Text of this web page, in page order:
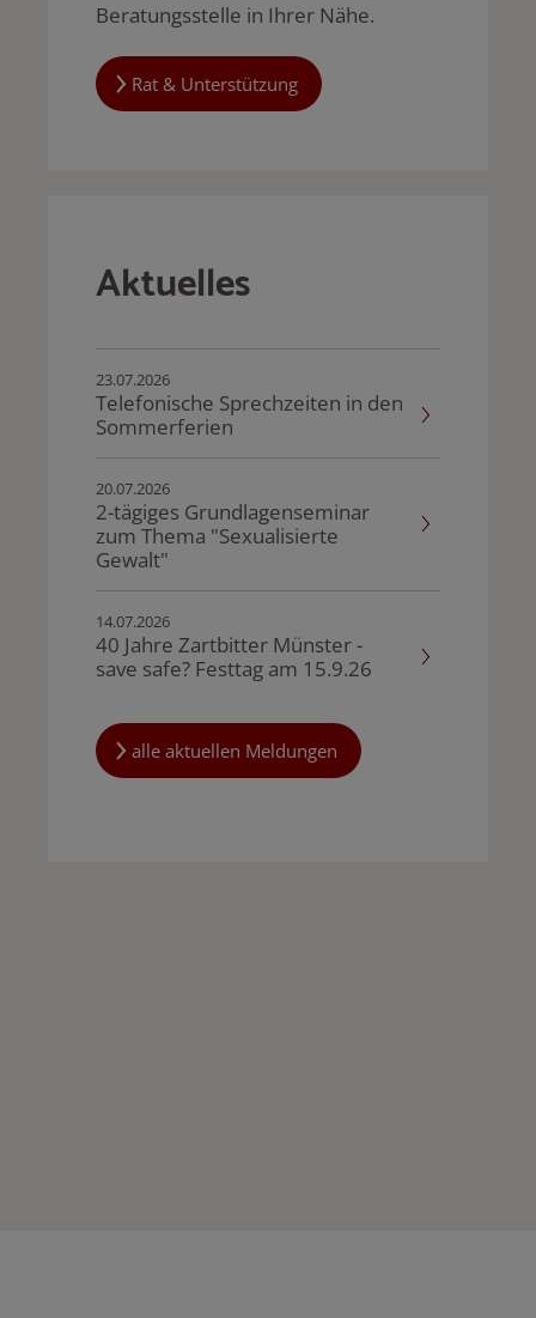
Beratungsstelle in Ihrer Nähe.
Rat & Unterstützung
Aktuelles
23.07.2026
Telefonische Sprechzeiten in den
Sommerferien
20.07.2026
2-tägiges Grundlagenseminar
zum Thema "Sexualisierte
Gewalt"
14.07.2026
40 Jahre Zartbitter Münster -
save safe? Festtag am 15.9.26
alle aktuellen Meldungen